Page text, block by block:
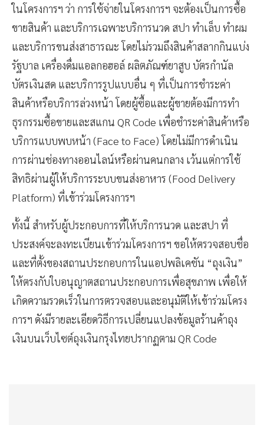
ในโครงการฯ ว่า การใช้จ่ายในโครงการฯ จะต้องเป็นการซื้อ
ขายสินค้า และบริการเฉพาะบริการนวด สปา ทำเล็บ ทำผม
และบริการขนส่งสาธารณะ โดยไม่รวมถึงสินค้าสลากกินแบ่ง
รัฐบาล เครื่องดื่มแอลกอฮอล์ ผลิตภัณฑ์ยาสูบ บัตรกำนัล
บัตรเงินสด และบริการรูปแบบอื่น ๆ ที่เป็นการชำระค่า
สินค้าหรือบริการล่วงหน้า โดยผู้ซื้อและผู้ขายต้องมีการทำ
ธุรกรรมซื้อขายและสแกน QR Code เพื่อชำระค่าสินค้าหรือ
บริการแบบพบหน้า (Face to Face) โดยไม่มีการดำเนิน
การผ่านช่องทางออนไลน์หรือผ่านคนกลาง เว้นแต่การใช้
สิทธิผ่านผู้ให้บริการระบบขนส่งอาหาร (Food Delivery
Platform) ที่เข้าร่วมโครงการฯ
ทั้งนี้ สำหรับผู้ประกอบการที่ให้บริการนวด และสปา ที่
ประสงค์จะลงทะเบียนเข้าร่วมโครงการฯ ขอให้ตรวจสอบชื่อ
และที่ตั้งของสถานประกอบการในแอปพลิเคชัน “ถุงเงิน”
ให้ตรงกับใบอนุญาตสถานประกอบการเพื่อสุขภาพ เพื่อให้
เกิดความรวดเร็วในการตรวจสอบและอนุมัติให้เข้าร่วมโครง
การฯ ดังมีรายละเอียดวิธีการเปลี่ยนแปลงข้อมูลร้านค้าถุง
เงินบนเว็บไซต์ถุงเงินกรุงไทยปรากฏตาม QR Code